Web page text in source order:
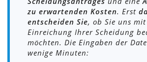
zu erwartenden Kosten. Erst
entscheiden Sie, ob Sie uns
Einreichung Ihrer Scheidung
möchten. Die Eingaben der
wenige Minuten: